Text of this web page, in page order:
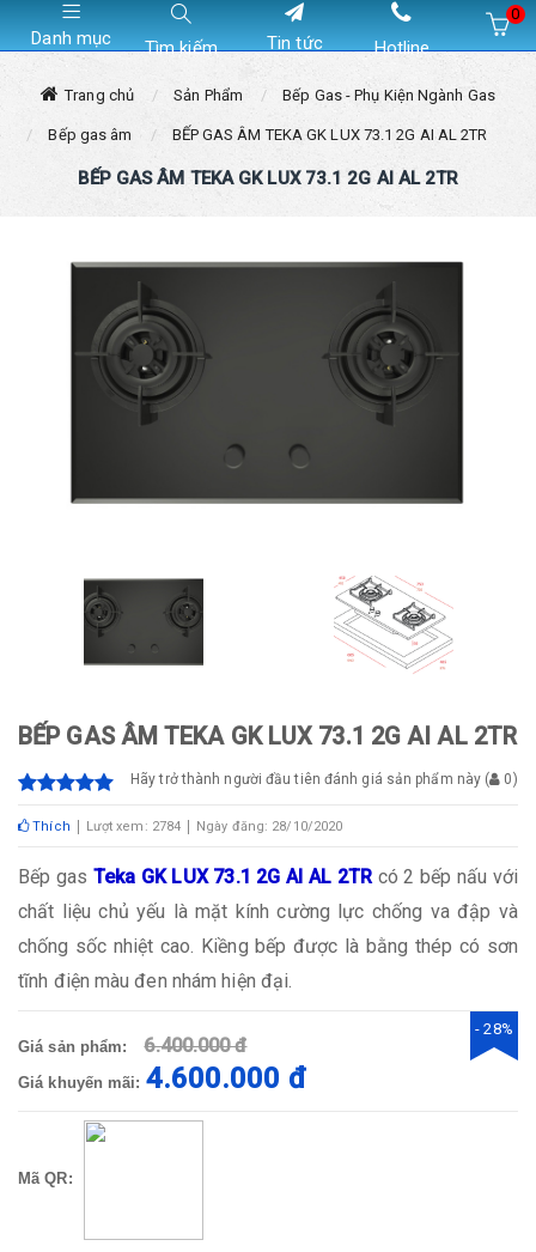
Danh mục Tìm kiếm Tin tức Hotline
0
Trang chủ Sản Phẩm Bếp Gas - Phụ Kiện Ngành Gas
Bếp gas âm BẾP GAS ÂM TEKA GK LUX 73.1 2G AI AL 2TR
BẾP GAS ÂM TEKA GK LUX 73.1 2G AI AL 2TR
BẾP GAS ÂM TEKA GK LUX 73.1 2G AI AL 2TR
Hãy trở thành người đầu tiên đánh giá sản phẩm này ( 0)
Thích Lượt xem: 2784 Ngày đăng: 28/10/2020
Bếp gas Teka GK LUX 73.1 2G AI AL 2TRcó 2 bếp nấu với
chất liệu chủ yếu là mặt kính cường lực chống va đập và
chống sốc nhiệt cao. Kiềng bếp được là bằng thép có sơn
tĩnh điện màu đen nhám hiện đại.
Giá sản phẩm: 6.400.000 đ
Giá khuyến mãi: 4.600.000 đ
- 28%
Mã QR: